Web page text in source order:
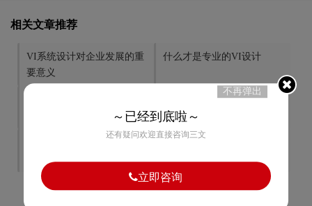
相关文章推荐
VI系统设计对企业发展的重
要意义
什么才是专业的VI设计
VI设计中人性化应该如何体
现
不再弹出
～已经到底啦～
还有疑问欢迎直接咨询三文
立即咨询